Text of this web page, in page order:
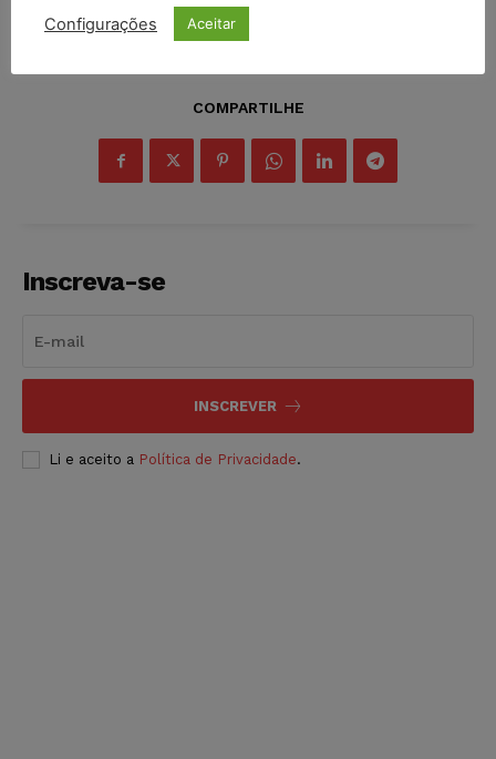
COMPARTILHE
Inscreva-se
INSCREVER
Li e aceito a Política de Privacidade.
Configurações Aceitar